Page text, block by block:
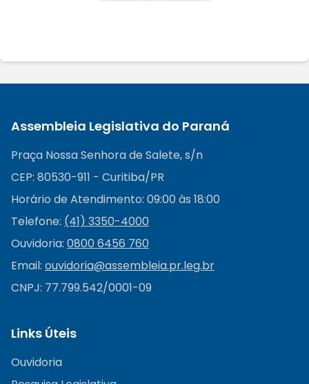
Assembleia Legislativa do Paraná
Praça Nossa Senhora de Salete, s/n
CEP: 80530-911 - Curitiba/PR
Horário de Atendimento: 09:00 às 18:00
Telefone: (41) 3350-4000
Ouvidoria: 0800 6456 760
Email: ouvidoria@assembleia.pr.leg.br
CNPJ: 77.799.542/0001-09
Links Úteis
Ouvidoria